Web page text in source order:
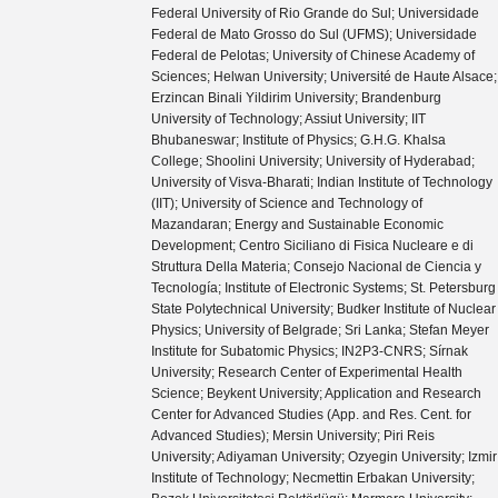
Federal University of Rio Grande do Sul; Universidade
Federal de Mato Grosso do Sul (UFMS); Universidade
Federal de Pelotas; University of Chinese Academy of
Sciences; Helwan University; Université de Haute Alsace;
Erzincan Binali Yildirim University; Brandenburg
University of Technology; Assiut University; IIT
Bhubaneswar; Institute of Physics; G.H.G. Khalsa
College; Shoolini University; University of Hyderabad;
University of Visva-Bharati; Indian Institute of Technology
(IIT); University of Science and Technology of
Mazandaran; Energy and Sustainable Economic
Development; Centro Siciliano di Fisica Nucleare e di
Struttura Della Materia; Consejo Nacional de Ciencia y
Tecnología; Institute of Electronic Systems; St. Petersburg
State Polytechnical University; Budker Institute of Nuclear
Physics; University of Belgrade; Sri Lanka; Stefan Meyer
Institute for Subatomic Physics; IN2P3-CNRS; Sírnak
University; Research Center of Experimental Health
Science; Beykent University; Application and Research
Center for Advanced Studies (App. and Res. Cent. for
Advanced Studies); Mersin University; Piri Reis
University; Adiyaman University; Ozyegin University; Izmir
Institute of Technology; Necmettin Erbakan University;